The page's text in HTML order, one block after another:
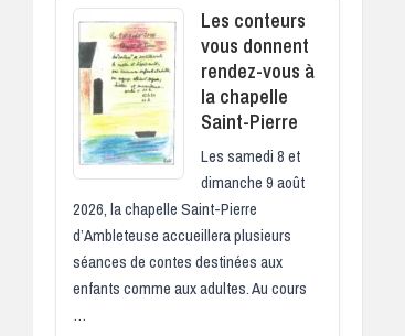
Les conteurs
vous donnent
rendez-vous à
la chapelle
Saint-Pierre
Les samedi 8 et
dimanche 9 août
2026, la chapelle Saint-Pierre
d’Ambleteuse accueillera plusieurs
séances de contes destinées aux
enfants comme aux adultes. Au cours
…